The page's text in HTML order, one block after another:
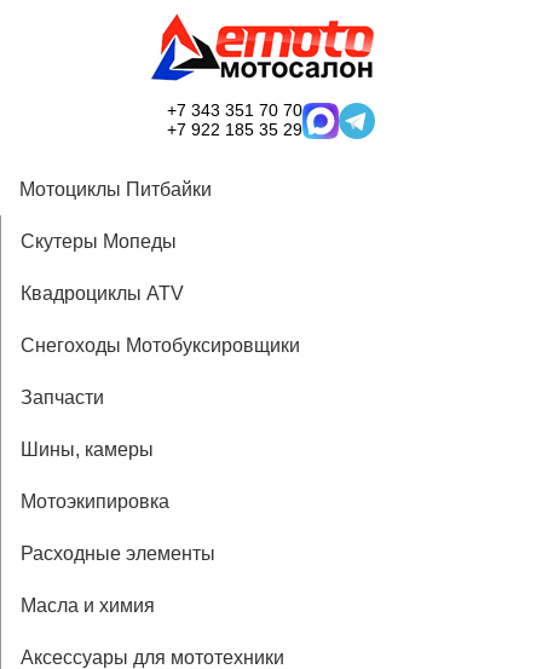
+7 343 351 70 70
+7 922 185 35 29
Мотоциклы Питбайки
Скутеры Мопеды
Квадроциклы ATV
Снегоходы Мотобуксировщики
Запчасти
Шины, камеры
Мотоэкипировка
Расходные элементы
Масла и химия
Аксессуары для мототехники